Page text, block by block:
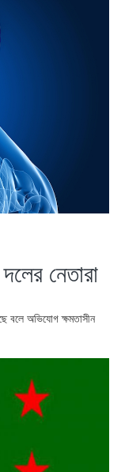
নেতারা
বলে অভিযোগ ক্ষমতাসীন